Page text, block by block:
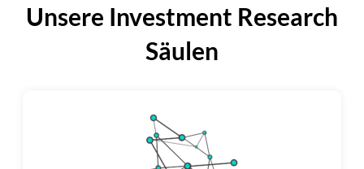
Unsere Investment Research
Säulen